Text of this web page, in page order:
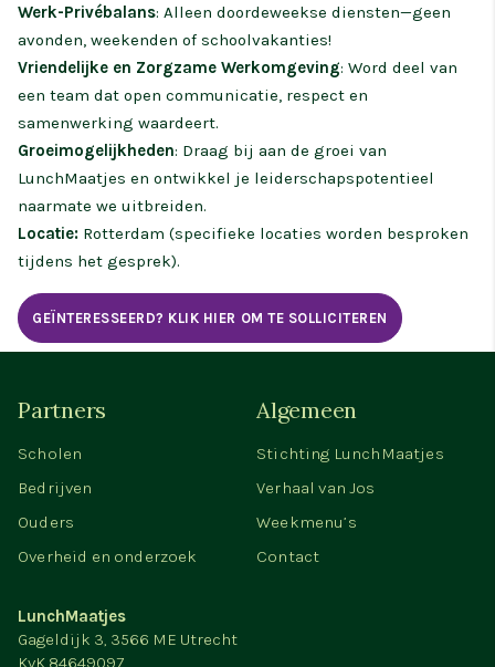
Werk-Privébalans: Alleen doordeweekse diensten—geen
avonden, weekenden of schoolvakanties!
Vriendelijke en Zorgzame Werkomgeving: Word deel van
een team dat open communicatie, respect en
samenwerking waardeert.
Groeimogelijkheden: Draag bij aan de groei van
LunchMaatjes en ontwikkel je leiderschapspotentieel
naarmate we uitbreiden.
Locatie: Rotterdam (specifieke locaties worden besproken
tijdens het gesprek).
GEÏNTERESSEERD? KLIK HIER OM TE SOLLICITEREN
Partners
Scholen
Bedrijven
Ouders
Overheid en onderzoek
Algemeen
Stichting LunchMaatjes
Verhaal van Jos
Weekmenu’s
Contact
LunchMaatjes
Gageldijk 3, 3566 ME Utrecht
KvK 84649097